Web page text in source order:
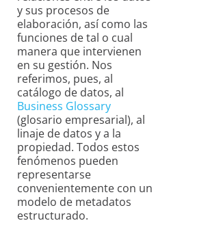
y sus procesos de
elaboración, así como las
funciones de tal o cual
manera que intervienen
en su gestión. Nos
referimos, pues, al
catálogo de datos, al
Business Glossary
(glosario empresarial), al
linaje de datos y a la
propiedad. Todos estos
fenómenos pueden
representarse
convenientemente con un
modelo de metadatos
estructurado.